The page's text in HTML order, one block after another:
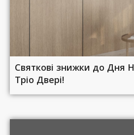
Святкові знижки до Дня
Тріо Двері!